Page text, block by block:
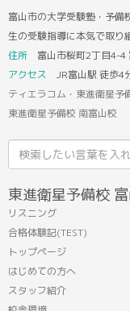
富山市の大学受験塾・予
生の受験指導に本気で取り
住所 富山市桜町2丁目4-4
アクセス JR富山駅 徒歩4
ティエラコム・東進衛星予
東進衛星予備校 南富山校
索
結
果:
東進衛星予備校
リスニング
合格体験記(TEST)
トップページ
はじめての方へ
スタッフ紹介